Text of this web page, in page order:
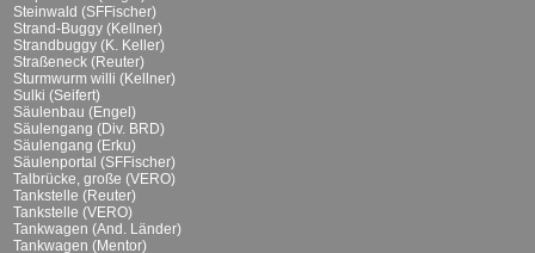
Steinwald (SFFischer)
Strand-Buggy (Kellner)
Strandbuggy (K. Keller)
Straßeneck (Reuter)
Sturmwurm willi (Kellner)
Sulki (Seifert)
Säulenbau (Engel)
Säulengang (Div. BRD)
Säulengang (Erku)
Säulenportal (SFFischer)
Talbrücke, große (VERO)
Tankstelle (Reuter)
Tankstelle (VERO)
Tankwagen (And. Länder)
Tankwagen (Mentor)